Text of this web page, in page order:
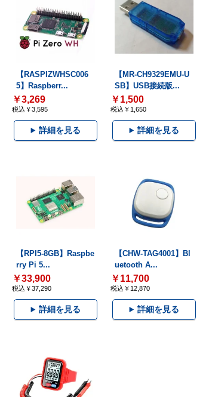
【RASPIZWHSC006
5】Raspberr...
￥3,269
税込￥3,595
詳細を見る
【MR-CH9329EMU-U
SB】USB接続版...
￥1,500
税込￥1,650
詳細を見る
【RPI5-8GB】Raspbe
rry Pi 5...
￥33,900
税込￥37,290
詳細を見る
【CHW-TAG4001】Bl
uetooth A...
￥11,700
税込￥12,870
詳細を見る